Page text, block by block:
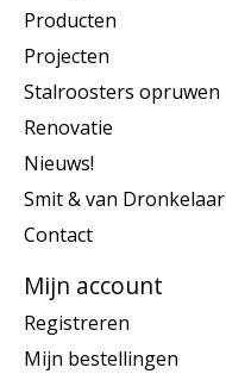
Producten
Projecten
Stalroosters opruwen
Renovatie
Nieuws!
Smit & van Dronkelaar
Contact
Mijn account
Registreren
Mijn bestellingen